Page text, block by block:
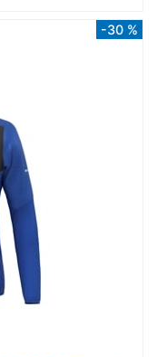
-30 %